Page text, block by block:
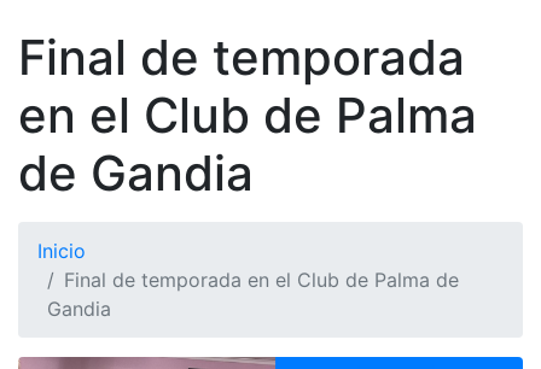
Final de temporada
en el Club de Palma
de Gandia
Inicio
Final de temporada en el Club de Palma de
Gandia